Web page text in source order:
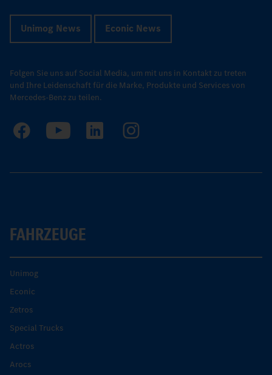
Unimog News Econic News
Folgen Sie uns auf Social Media, um mit uns in Kontakt zu treten
und Ihre Leidenschaft für die Marke, Produkte und Services von
Mercedes-Benz zu teilen.
FAHRZEUGE
Unimog
Econic
Zetros
Special Trucks
Actros
Arocs